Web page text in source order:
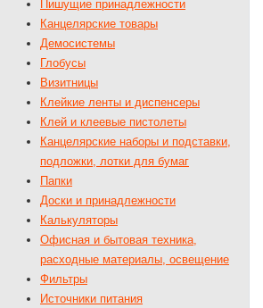
Пишущие принадлежности
Канцелярские товары
Демосистемы
Глобусы
Визитницы
Клейкие ленты и диспенсеры
Клей и клеевые пистолеты
Канцелярские наборы и подставки,
подложки, лотки для бумаг
Папки
Доски и принадлежности
Калькуляторы
Офисная и бытовая техника,
расходные материалы, освещение
Фильтры
Источники питания